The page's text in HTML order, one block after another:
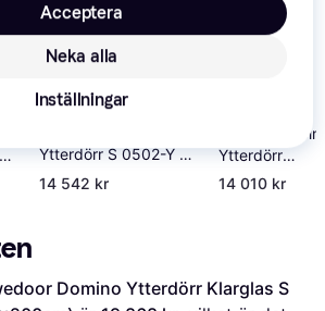
Ytterdörr S 0502-Y H,
V (100x210cm)
14 542 kr
Swedoor
Ytterdörr
Cotswoldglas
14 010 kr
Domino Ytterdörr Klarglas S
Neka alla
Acceptera
Inställningar